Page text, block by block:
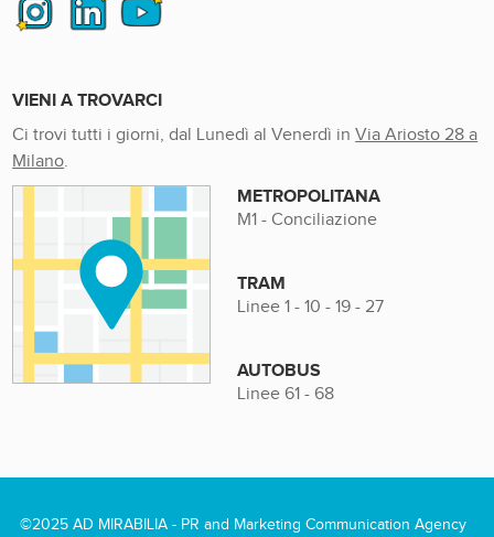
VIENI A TROVARCI
Ci trovi tutti i giorni, dal Lunedì al Venerdì inVia Ariosto 28 a
Milano
METROPOLITANA
M1 - Conciliazione
TRAM
Linee 1 - 10 - 19 - 27
AUTOBUS
Linee 61 - 68
©2025 AD MIRABILIA - PR and Marketing Communication Agency